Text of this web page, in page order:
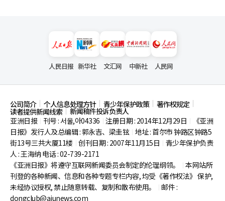
人民日报 新华社 文汇网 中新社 人民网
公司简介 个人信息处理方针 青少年保护政策 著作权规定
读者提供新闻线索
新闻稿件投诉负责人
亚洲日报
刊号 : 서울,아04336 注册日期 : 2014年12月29日
《亚洲
日报》发行人及总编辑 : 郭永吉、梁圭铉 地址 : 首尔市钟路区钟路5
街13号三共大厦11楼 创刊日期 : 2007年11月15日
青少年保护负责
人 : 王海纳 电话 : 02-739-2171
《亚洲日报》将遵守互联网新闻委员会制定的伦理纲领。
本网站所
刊登的各种新闻、信息和各种专题专栏内容, 均受《著作权法》 保护,
未经协议授权, 禁止随意转载、复制和散布使用。
邮件 :
dongclub@ajunews.com